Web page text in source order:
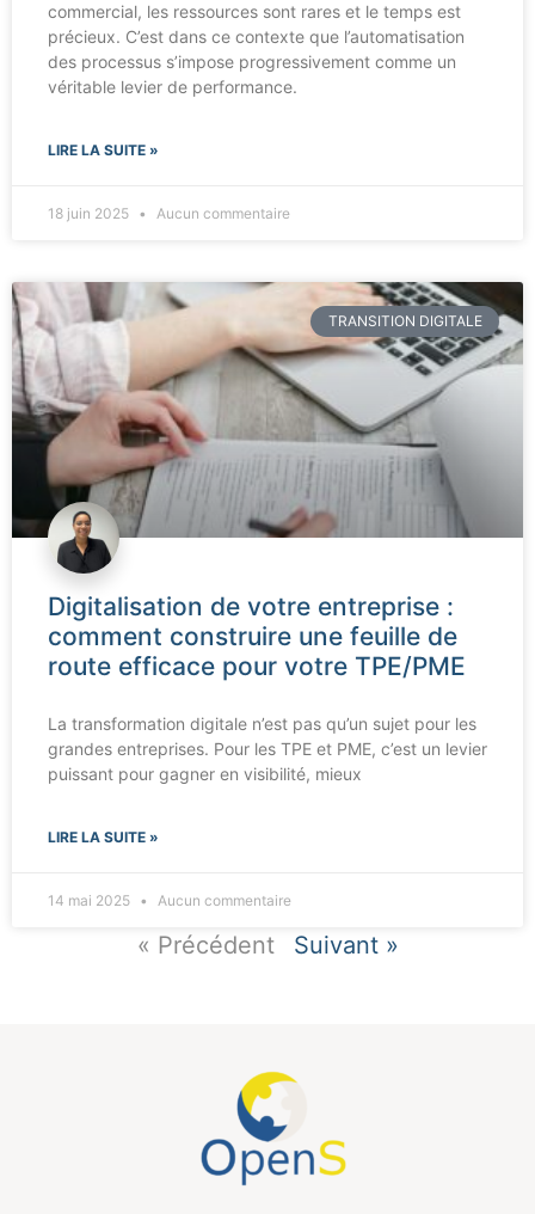
commercial, les ressources sont rares et le temps est
précieux. C’est dans ce contexte que l’automatisation
des processus s’impose progressivement comme un
véritable levier de performance.
LIRE LA SUITE »
18 juin 2025 Aucun commentaire
TRANSITION DIGITALE
Digitalisation de votre entreprise :
comment construire une feuille de
route efficace pour votre TPE/PME
La transformation digitale n’est pas qu’un sujet pour les
grandes entreprises. Pour les TPE et PME, c’est un levier
puissant pour gagner en visibilité, mieux
LIRE LA SUITE »
14 mai 2025 Aucun commentaire
« Précédent Suivant »